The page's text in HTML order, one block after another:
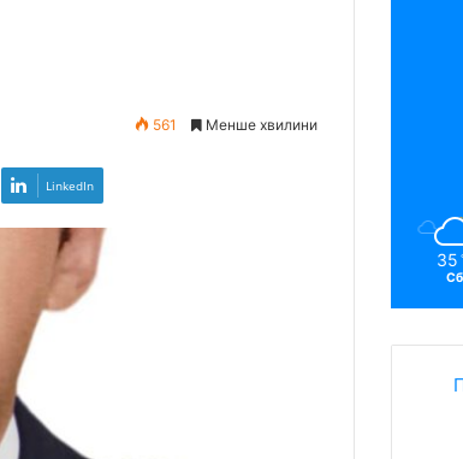
561 Менше хвилини
LinkedIn
35
Сб